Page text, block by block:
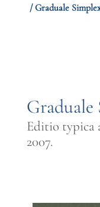
/ Graduale
Graduale
Editio typica
2007.